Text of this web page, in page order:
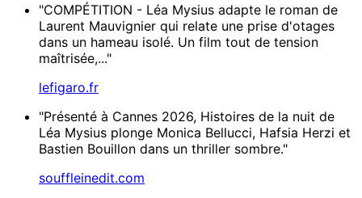
"COMPÉTITION - Léa Mysius adapte le roman de
Laurent Mauvignier qui relate une prise d'otages
dans un hameau isolé. Un film tout de tension
maîtrisée,..."
lefigaro.fr
"Présenté à Cannes 2026, Histoires de la nuit de
Léa Mysius plonge Monica Bellucci, Hafsia Herzi et
Bastien Bouillon dans un thriller sombre."
souffleinedit.com